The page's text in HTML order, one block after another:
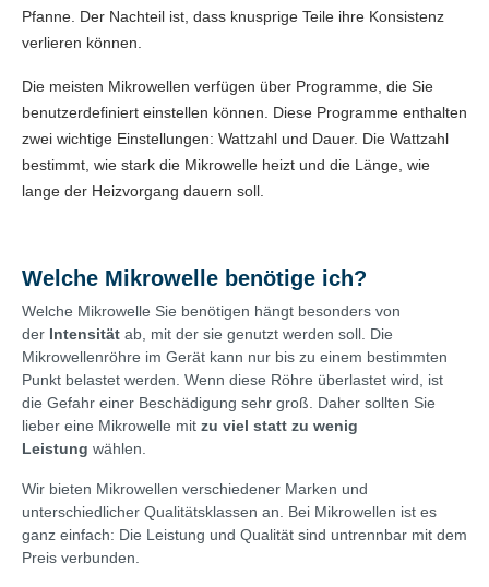
Pfanne. Der Nachteil ist, dass knusprige Teile ihre Konsistenz
verlieren können.
Die meisten Mikrowellen verfügen über Programme, die Sie
benutzerdefiniert einstellen können. Diese Programme enthalten
zwei wichtige Einstellungen: Wattzahl und Dauer. Die Wattzahl
bestimmt, wie stark die Mikrowelle heizt und die Länge, wie
lange der Heizvorgang dauern soll.
Welche Mikrowelle benötige ich?
Welche Mikrowelle Sie benötigen hängt besonders von
der Intensität ab, mit der sie genutzt werden soll. Die
Mikrowellenröhre im Gerät kann nur bis zu einem bestimmten
Punkt belastet werden. Wenn diese Röhre überlastet wird, ist
die Gefahr einer Beschädigung sehr groß. Daher sollten Sie
lieber eine Mikrowelle mit zu viel statt zu wenig
Leistung wählen.
Wir bieten Mikrowellen verschiedener Marken und
unterschiedlicher Qualitätsklassen an. Bei Mikrowellen ist es
ganz einfach: Die Leistung und Qualität sind untrennbar mit dem
Preis verbunden.